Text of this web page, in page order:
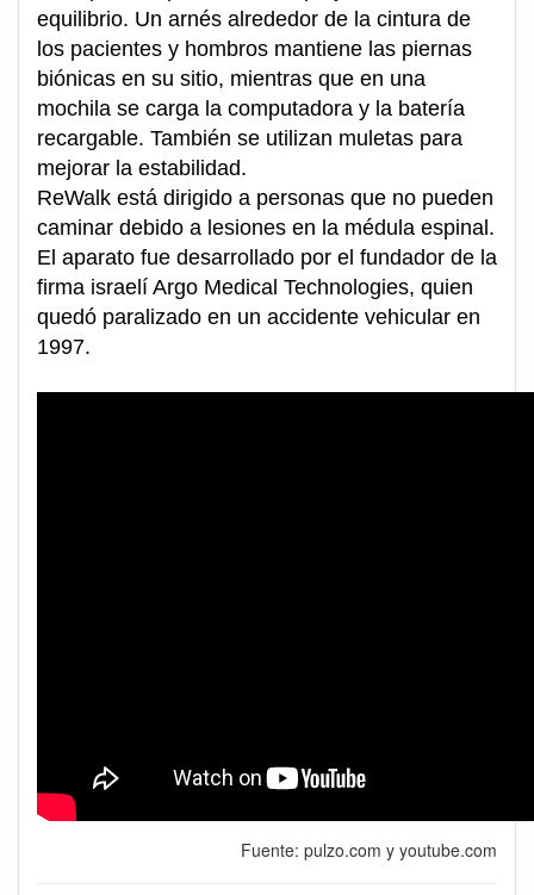
equilibrio. Un arnés alrededor de la cintura de
los pacientes y hombros mantiene las piernas
biónicas en su sitio, mientras que en una
mochila se carga la computadora y la batería
recargable. También se utilizan muletas para
mejorar la estabilidad.
ReWalk está dirigido a personas que no pueden
caminar debido a lesiones en la médula espinal.
El aparato fue desarrollado por el fundador de la
firma israelí Argo Medical Technologies, quien
quedó paralizado en un accidente vehicular en
1997.
Fuente: pulzo.com y youtube.com